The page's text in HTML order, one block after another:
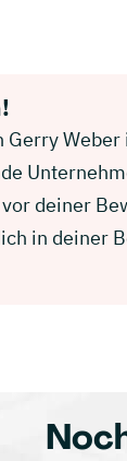
Gerry
deiner
in deiner